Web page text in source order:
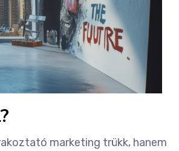
marketing trükk, hanem